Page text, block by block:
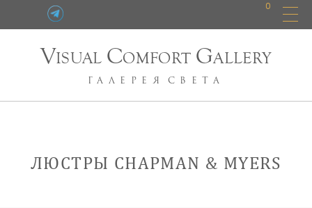
0
VISUAL COMFORT GALLERY
ГАЛЕРЕЯ СВЕТА
ЛЮСТРЫ CHAPMAN & MYERS